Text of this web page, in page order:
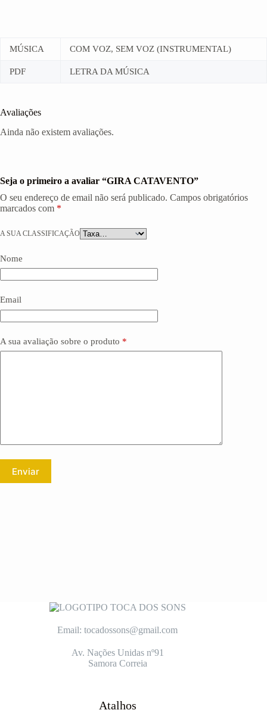
MÚSICA COM VOZ, SEM VOZ (INSTRUMENTAL)
PDF LETRA DA MÚSICA
Avaliações
Ainda não existem avaliações.
Seja o primeiro a avaliar “GIRA CATAVENTO”
O seu endereço de email não será publicado. Campos obrigatórios
marcados com *
A SUA CLASSIFICAÇÃO
Nome
Email
A sua avaliação sobre o produto *
Enviar
Email: tocadossons@gmail.com
Av. Nações Unidas nº91
Samora Correia
Atalhos